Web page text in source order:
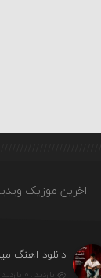
اخرین موزیک
دانلود آهنگ
بازدید : ۰ بازدید بار /